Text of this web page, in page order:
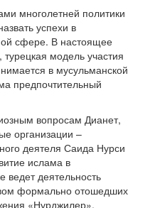
многолетней политики
успехи в
сфере. В настоящее
турецкая модель участия
в мусульманской
предпочтительный
вопросам Дианет,
организации –
деятеля Саида Нурси
ислама в
ведет деятельность
формально отошедших
«Нурджилер»,